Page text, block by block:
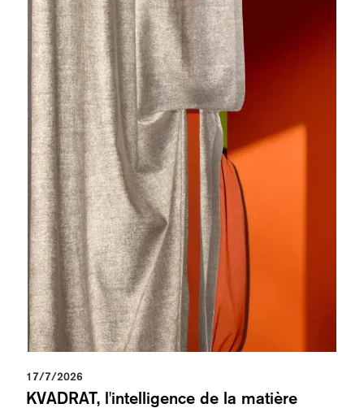
17/7/2026
KVADRAT, l'intelligence de la matière